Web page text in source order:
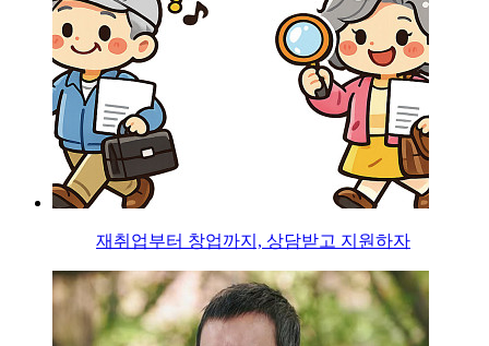
재취업부터 창업까지, 상담받고 지원하자